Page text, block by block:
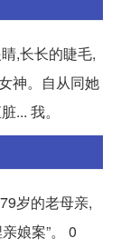
,长长的睫毛,
神。自从同她
... 我。
岁的老母亲,
娘案”。 0